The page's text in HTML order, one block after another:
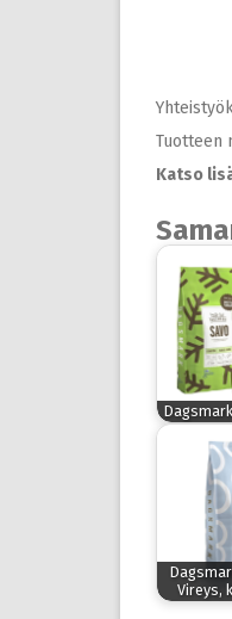
Tuotteen
Katso
Dagsmark
Vireys,